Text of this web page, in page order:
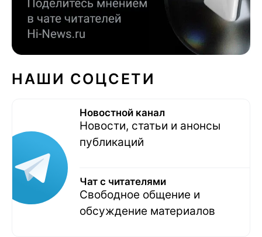
НАШИ СОЦСЕТИ
Новостной канал
Новости, статьи и анонсы
публикаций
Чат с читателями
Свободное общение и
обсуждение материалов